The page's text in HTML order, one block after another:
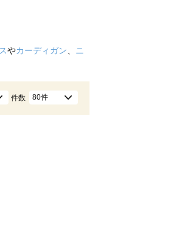
やカーディガン
ニ
件数 80件